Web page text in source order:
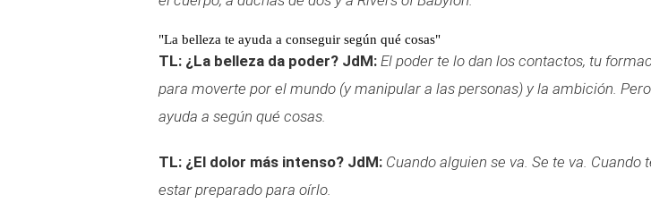
"La belleza te ayuda a conseguir según qué cosas"
TL: ¿La belleza da poder? JdM: El poder te lo dan los contactos, tu
para moverte por el mundo (y manipular a las personas) y la ambición.
ayuda a según qué cosas.
TL: ¿El dolor más intenso? JdM: Cuando alguien se va. Se te va. Cuando
estar preparado para oírlo.